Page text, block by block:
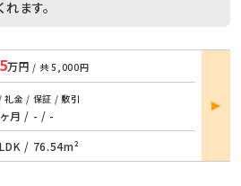
ます。
万円 / 共5,000円
礼金 / 保証 / 敷引
月 / - / -
/ 76.54m²
部屋
詳細